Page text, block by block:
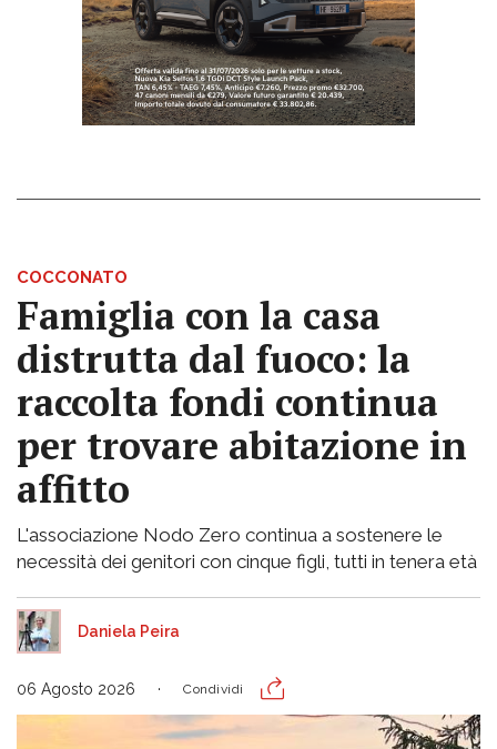
COCCONATO
Famiglia con la casa
distrutta dal fuoco: la
raccolta fondi continua
per trovare abitazione in
affitto
L'associazione Nodo Zero continua a sostenere le
necessità dei genitori con cinque figli, tutti in tenera età
Daniela Peira
06 Agosto 2026 Condividi